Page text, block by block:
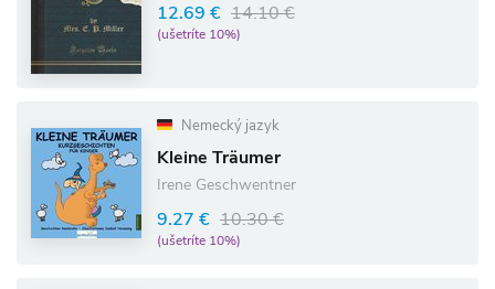
12.69 € 14.10 €
(ušetríte 10%)
Nemecký jazyk
Kleine Träumer
Irene Geschwentner
9.27 € 10.30 €
(ušetríte 10%)